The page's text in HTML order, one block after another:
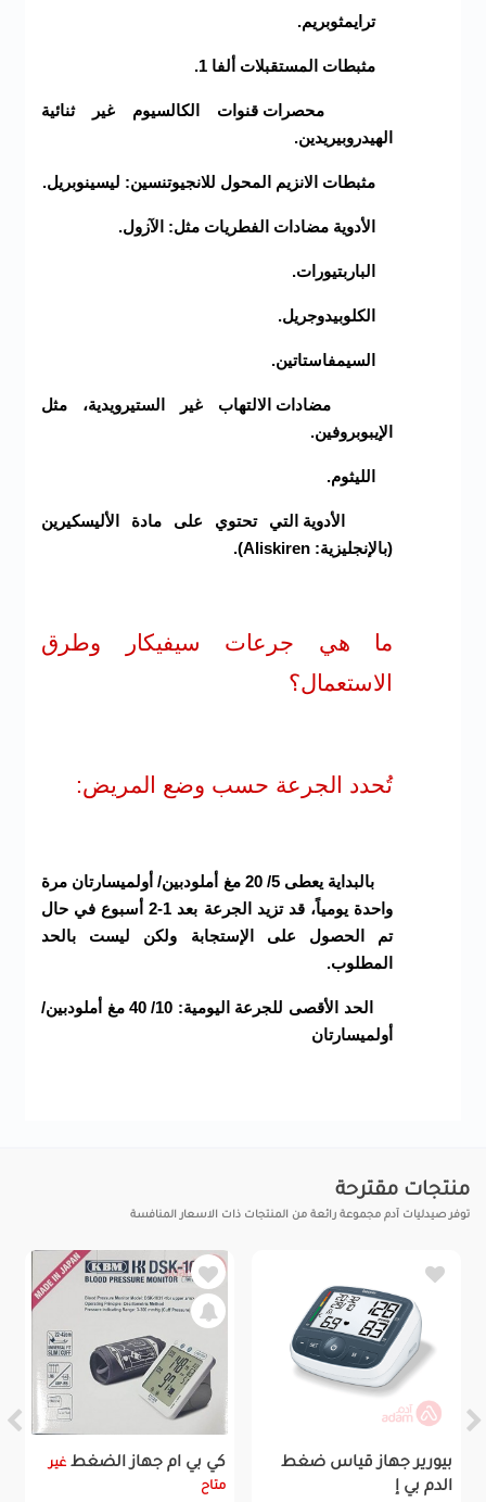
ترايمثوبريم.
مثبطات المستقبلات ألفا 1.
محصرات قنوات الكالسيوم غير ثنائية
الهيدروبيريدين.
مثبطات الانزيم المحول للانجيوتنسين: ليسينوبريل.
الأدوية مضادات الفطريات مثل: الآزول.
الباربتيورات.
الكلوبيدوجريل.
السيمفاستاتين.
مضادات الالتهاب غير الستيرويدية، مثل
الإيبوبروفين.
الليثوم.
الأدوية التي تحتوي على مادة الأليسكيرين
(بالإنجليزية: Aliskiren).
ما هي جرعات سيفيكار وطرق
الاستعمال؟
تُحدد الجرعة حسب وضع المريض:
بالبداية يعطى 5/ 20 مغ أملودبين/ أولميسارتان مرة
واحدة يومياً، قد تزيد الجرعة بعد 1-2 أسبوع في حال
تم الحصول على الإستجابة ولكن ليست بالحد
المطلوب.
الحد الأقصى للجرعة اليومية: 10/ 40 مغ أملودبين/
أولميسارتان
منتجات مقترحة
توفر صيدليات آدم مجموعة رائعة من المنتجات ذات الاسعار المنافسة
بيورير جهاز قياس ضغط
الدم بي إ
كي بي ام جهاز الضغط غير
متاح